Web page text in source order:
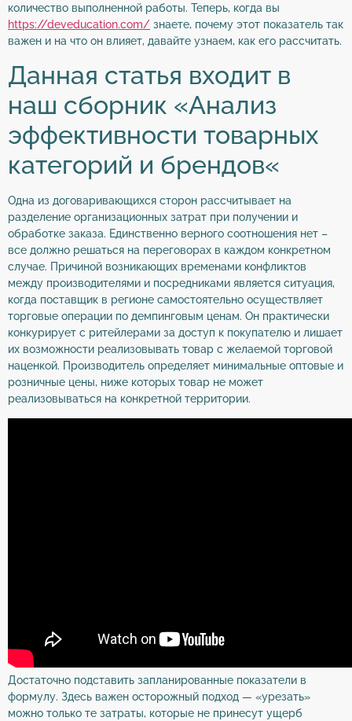
количество выполненной работы. Теперь, когда вы
https://deveducation.com/ знаете, почему этот показатель так
важен и на что он влияет, давайте узнаем, как его рассчитать.
Данная статья входит в
наш сборник «Анализ
эффективности товарных
категорий и брендов«
Одна из договаривающихся сторон рассчитывает на
разделение организационных затрат при получении и
обработке заказа. Единственно верного соотношения нет –
все должно решаться на переговорах в каждом конкретном
случае. Причиной возникающих временами конфликтов
между производителями и посредниками является ситуация,
когда поставщик в регионе самостоятельно осуществляет
торговые операции по демпинговым ценам. Он практически
конкурирует с ритейлерами за доступ к покупателю и лишает
их возможности реализовывать товар с желаемой торговой
наценкой. Производитель определяет минимальные оптовые и
розничные цены, ниже которых товар не может
реализовываться на конкретной территории.
Достаточно подставить запланированные показатели в
формулу. Здесь важен осторожный подход — «урезать»
можно только те затраты, которые не принесут ущерб